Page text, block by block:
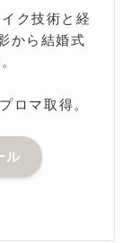
ク技術と経
から結婚式
ロマ取得。
ル